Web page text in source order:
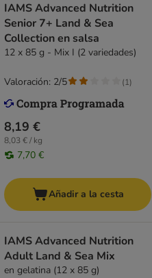
IAMS Advanced Nutrition
Senior 7+ Land & Sea
Collection en salsa
12 x 85 g - Mix I (2 variedades)
8,19 €
8,03 € / kg
7,70 €
Valoración: 2/5 (1)
Añadir a la cesta
IAMS Advanced Nutrition
Adult Land & Sea Mix
en gelatina (12 x 85 g)